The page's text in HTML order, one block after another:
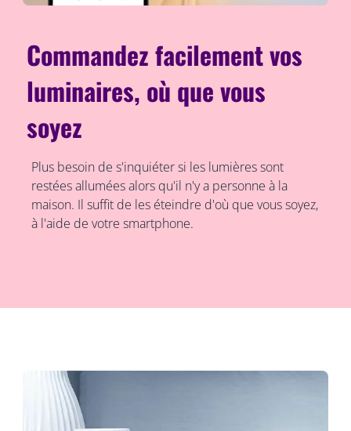
Commandez facilement vos
luminaires, où que vous
soyez
Plus besoin de s'inquiéter si les lumières sont
restées allumées alors qu'il n'y a personne à la
maison. Il suffit de les éteindre d'où que vous soyez,
à l'aide de votre smartphone.